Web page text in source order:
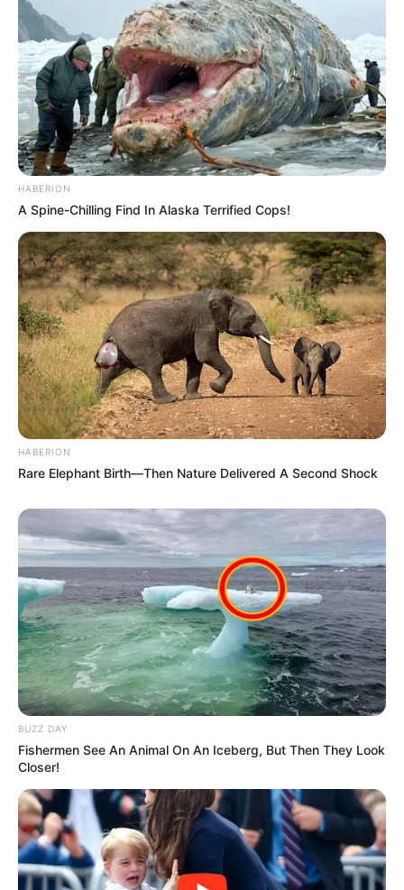
ΗΠΑ: Ο Αμερικανικός
Ερυθρός Σταυρός πιάστηκε
να αναμειγνύει αίμα
εμβολιασμένων με αίμα...
Ο Τραμπ αποκαλύπτει τον
μεγαλύτερο φόβο του,
προειδοποιεί «Βρισκόμαστε
στην πιο επικίνδυνη...
Email address:
Όλα τα κείμενα και οι εικόνες είναι πνευματική ιδιοκτησία του
αναδημοσίευση και η τροποποίησή τους χωρίς προηγούμενη
γραπτή άδεια του δημιουργού τους. Με επιφύλαξη κάθε νόμιμου
δικαιώματος. Διαβάστε τηνΠολιτική Απορρήτουτου website πριν
να το χρησιμοποιήσετε, καθώς χρησιμοποιώντας το την
αποδέχεστε. Ο ιστότοπος διατηρεί το δικαίωμα να τροποποιήσει
τους όρους χρήσης.
Επικοινωνήστε μαζί μας:nikolaosgeor@gmail.com
Developed by
Web Technical
HABERION
A Spine-Chilling Find In Alaska Terrified Cops!
HABERION
Rare Elephant Birth—Then Nature Delivered A Second Shock
BUZZ DAY
Fishermen See An Animal On An Iceberg, But Then They Look
Closer!